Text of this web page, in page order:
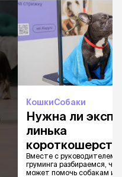
КошкиСобаки
Нужна ли
линька
питомцам
Вместе с руководителем
груминга разбираемся,
может помочь собакам и